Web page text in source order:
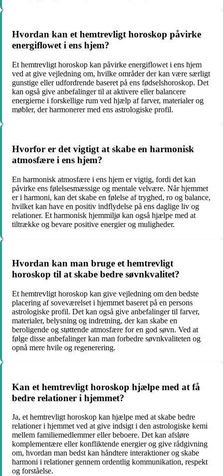
Hvordan kan et hemtrevligt horoskop påvirke
energiflowet i ens hjem?
Et hemtrevligt horoskop kan påvirke energiflowet i ens hjem
ved at give vejledning om, hvilke områder der kan være særligt
gunstige eller udfordrende baseret på ens fødselshoroskop. Det
kan også give anbefalinger til at aktivere eller balancere
energierne i forskellige rum ved hjælp af farver, materialer og
møbler, der harmonerer med ens astrologiske profil.
Hvorfor er det vigtigt at skabe en harmonisk
atmosfære i ens hjem?
En harmonisk atmosfære i ens hjem er vigtig, fordi det kan
påvirke ens følelsesmæssige og mentale velvære. Når hjemmet
er i harmoni, kan det skabe en følelse af tryghed, ro og balance,
hvilket kan have en positiv indflydelse på ens daglige liv og
relationer. Et harmonisk hjemmiljø kan også hjælpe med at
tiltrække og bevare positive energier og muligheder.
Hvordan kan man bruge et hemtrevligt
horoskop til at skabe bedre søvnkvalitet?
Et hemtrevligt horoskop kan give vejledning om den bedste
placering af soveværelset i hjemmet baseret på en persons
astrologiske profil. Det kan også give anbefalinger til farver,
materialer, belysning og indretning, der kan skabe en
beroligende og støttende atmosfære for en god søvn. Ved at
følge disse anbefalinger kan man forbedre søvnkvaliteten og
opnå mere hvile og regenerering.
Kan et hemtrevligt horoskop hjælpe med at få
bedre relationer i hjemmet?
Ja, et hemtrevligt horoskop kan hjælpe med at skabe bedre
relationer i hjemmet ved at give indsigt i den astrologiske kemi
mellem familiemedlemmer eller beboere. Det kan afsløre
komplementære eller konfliktende energier og give rådgivning
om, hvordan man bedst kan håndtere interaktioner og skabe
harmoni i relationer gennem ordentlig kommunikation, respekt
og forståelse.